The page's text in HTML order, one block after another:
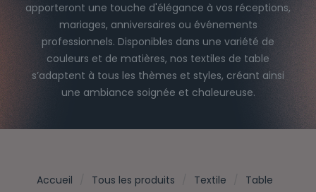
apporteront une touche d'élégance à vos réceptions,
mariages, anniversaires ou événements
professionnels. Disponibles dans une variété de
couleurs et de matières, nos textiles de table
s’adaptent à tous les thèmes et styles, créant ainsi
une ambiance soignée et chaleureuse.
Accueil Tous les produits Textile Table